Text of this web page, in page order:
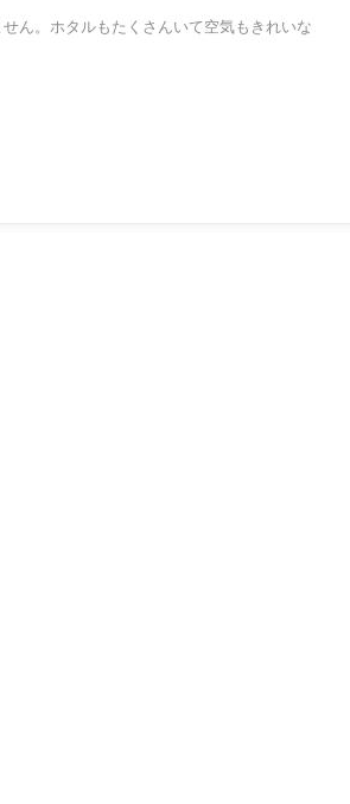
ん。ホタルもたくさんいて空気もきれいな